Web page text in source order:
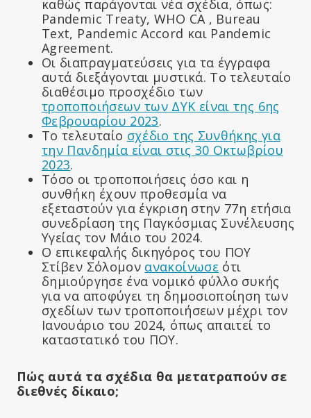
καθώς παράγονται νέα σχέδια, όπως:
Pandemic Treaty, WHO CA , Bureau
Text, Pandemic Accord και Pandemic
Agreement.
Οι διαπραγματεύσεις για τα έγγραφα
αυτά διεξάγονται μυστικά. Το τελευταίο
διαθέσιμο προσχέδιο των
τροποποιήσεων των ΔΥΚ είναι της 6ης
Φεβρουαρίου 2023.
Το τελευταίο σχέδιο της Συνθήκης για
την Πανδημία είναι στις 30 Οκτωβρίου
2023.
Τόσο οι τροποποιήσεις όσο και η
συνθήκη έχουν προθεσμία να
εξεταστούν για έγκριση στην 77η ετήσια
συνεδρίαση της Παγκόσμιας Συνέλευσης
Υγείας τον Μάιο του 2024.
Ο επικεφαλής δικηγόρος του ΠΟΥ
Στίβεν Σόλομον ανακοίνωσε ότι
δημιούργησε ένα νομικό φύλλο συκής
για να αποφύγει τη δημοσιοποίηση των
σχεδίων των τροποποιήσεων μέχρι τον
Ιανουάριο του 2024, όπως απαιτεί το
καταστατικό του ΠΟΥ.
Πώς αυτά τα σχέδια θα μετατραπούν σε
διεθνές δίκαιο;